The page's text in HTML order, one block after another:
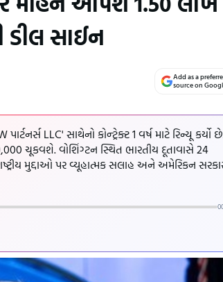
ડીલ સાઈન
Add as a
source on
LLC' સાથેનો કોન્ટ્રેક્ટ 1 વર્ષ માટે રિન્યૂ કર્યો
ચૂકવશે. વોશિંગ્ટન સ્થિત ભારતીય દૂતાવાસે 24
મુદ્દાઓ પર વ્યૂહાત્મક સલાહ અને અમેરિકન